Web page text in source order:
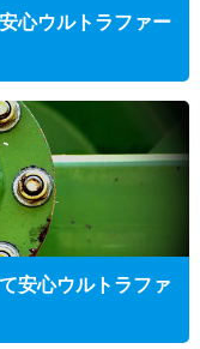
心ウルトラファー
安心ウルトラファ